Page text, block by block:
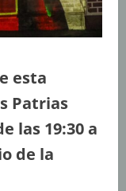
esta
Patrias
las 19:30 a
de la